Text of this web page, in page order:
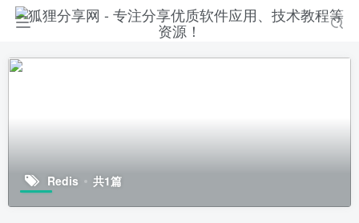
Redis 共1篇